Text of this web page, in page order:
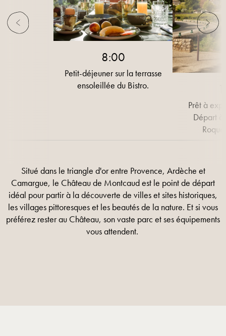
8:00
Petit-déjeuner sur la terrasse
ensoleillée du Bistro.
Prêt à
Départ
Situé dans le triangle d'or entre Provence, Ardèche et
Camargue, le Château de Montcaud est le point de départ
idéal pour partir à la découverte de villes et sites historiques,
les villages pittoresques et les beautés de la nature. Et si vous
préférez rester au Château, son vaste parc et ses équipements
vous attendent.